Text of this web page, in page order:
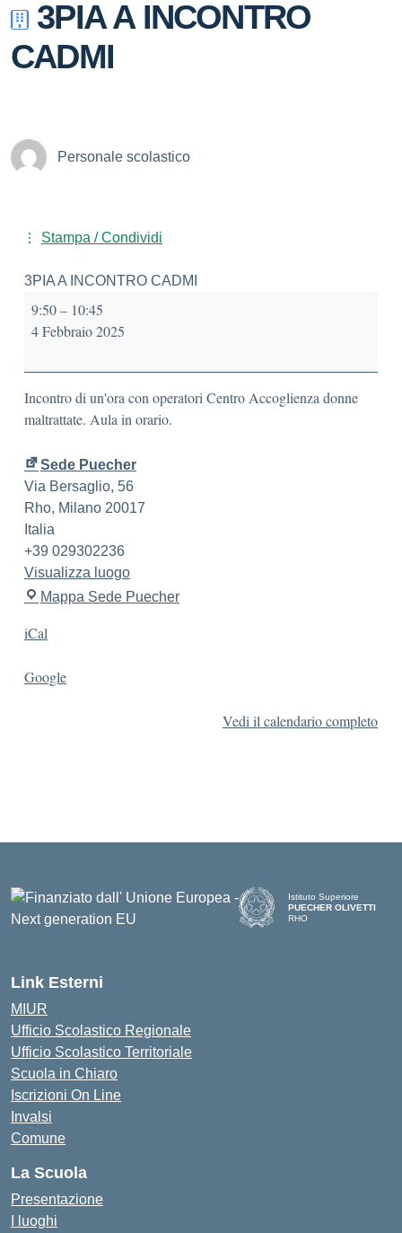
3PIA A INCONTRO
CADMI
Personale scolastico
Stampa / Condividi
3PIA A INCONTRO CADMI
9:50– 10:45
4 Febbraio 2025
Incontro di un'ora con operatori Centro Accoglienza donne
maltrattate. Aula in orario.
Sede Puecher
Via Bersaglio, 56
Rho, Milano 20017
Italia
+39 029302236
Visualizza luogo
Mappa Sede Puecher
iCal
Google
Vedi il calendario completo
Istituto Superiore
PUECHER OLIVETTI
RHO
Link Esterni
MIUR
Ufficio Scolastico Regionale
Ufficio Scolastico Territoriale
Scuola in Chiaro
Iscrizioni On Line
Invalsi
Comune
La Scuola
Presentazione
I luoghi